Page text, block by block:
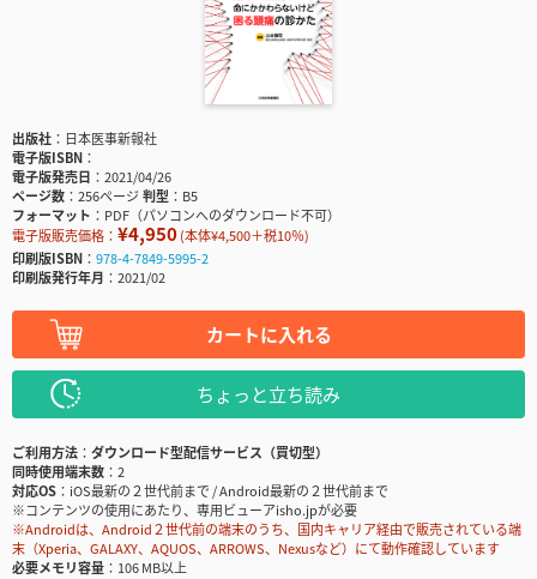
出版社
日本医事新報社
電子版ISBN
電子版発売日
2021/04/26
ページ数
256ページ判型
B5
フォーマット
PDF（パソコンへのダウンロード不可）
電子版販売価格： ¥4,950(本体¥4,500＋税10％)
印刷版ISBN
978-4-7849-5995-2
印刷版発行年月
2021/02
カートに入れる
ちょっと立ち読み
ご利用方法
ダウンロード型配信サービス（買切型）
同時使用端末数
2
対応OS
iOS最新の２世代前まで / Android最新の２世代前まで
※コンテンツの使用にあたり、専用ビューアisho.jpが必要
※Androidは、Android２世代前の端末のうち、国内キャリア経由で販売されている端
末（Xperia、GALAXY、AQUOS、ARROWS、Nexusなど）にて動作確認しています
必要メモリ容量
106 MB以上